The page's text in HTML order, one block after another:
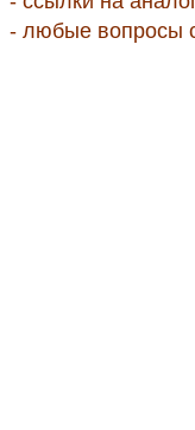
- любые вопросы